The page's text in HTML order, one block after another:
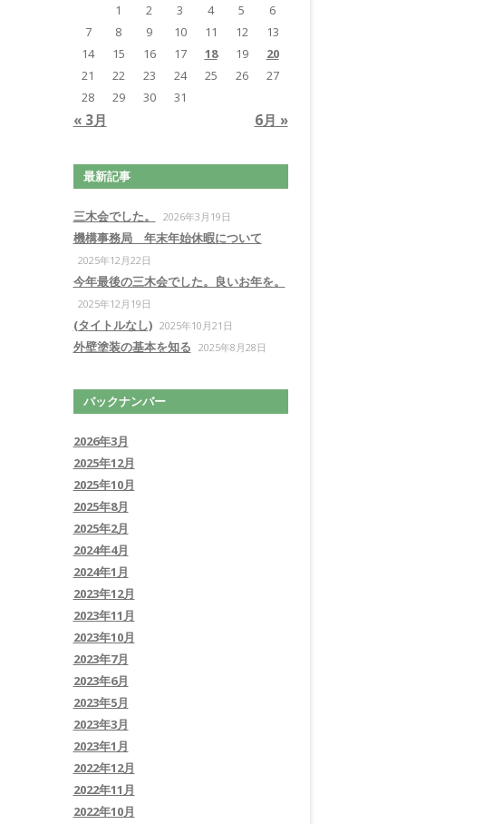
« 3月 6月 »
1 2 3 4 5
6
7
8 9 10 11 12
13
14
15 16 17 18 19
20
21
22 23 24 25 26
27
28
29 30 31
最新記事
三木会でした。 2026年3月19日
機構事務局 年末年始休暇について
2025年12月22日
今年最後の三木会でした。良いお年を。
2025年12月19日
(タイトルなし) 2025年10月21日
外壁塗装の基本を知る 2025年8月28日
バックナンバー
2026年3月
2025年12月
2025年10月
2025年8月
2025年2月
2024年4月
2024年1月
2023年12月
2023年11月
2023年10月
2023年7月
2023年6月
2023年5月
2023年3月
2023年1月
2022年12月
2022年11月
2022年10月